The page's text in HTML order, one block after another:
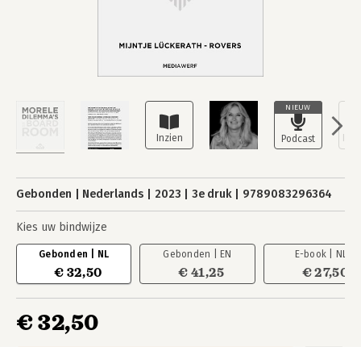
NIEUW
Gebonden Nederlands 2023 3e druk 9789083296364
Kies uw bindwijze
Gebonden | NL
€ 32,50
Gebonden | EN
€ 41,25
E-book | NL
€ 27,50
€ 32,50